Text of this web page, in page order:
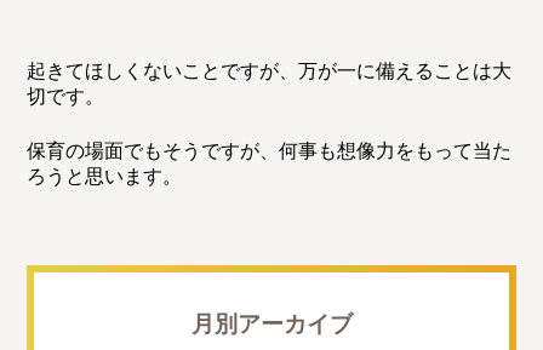
起きてほしくないことですが、万が一に備えることは大
切です。
保育の場面でもそうですが、何事も想像力をもって当た
ろうと思います。
月別アーカイブ